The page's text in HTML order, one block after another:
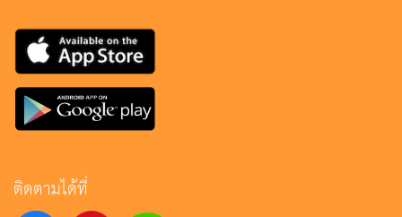
ติดตามได้ที่